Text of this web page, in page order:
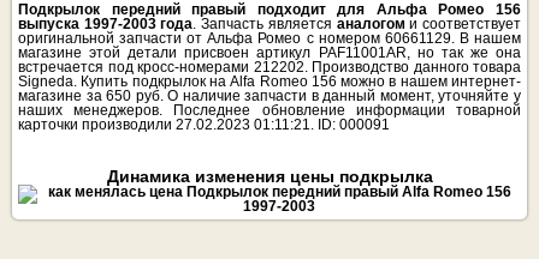
Подкрылок передний правый подходит для Альфа Ромео 156
выпуска 1997-2003 года. Запчасть является аналогом и соответствует
оригинальной запчасти от Альфа Ромео с номером 60661129. В нашем
магазине этой детали присвоен артикул PAF11001AR, но так же она
встречается под кросс-номерами 212202. Производство данного товара
Signeda. Купить подкрылок на Alfa Romeo 156 можно в нашем интернет-
магазине за 650 руб. О наличие запчасти в данный момент, уточняйте у
наших менеджеров. Последнее обновление информации товарной
карточки производили 27.02.2023 01:11:21. ID: 000091
Динамика изменения цены подкрылка